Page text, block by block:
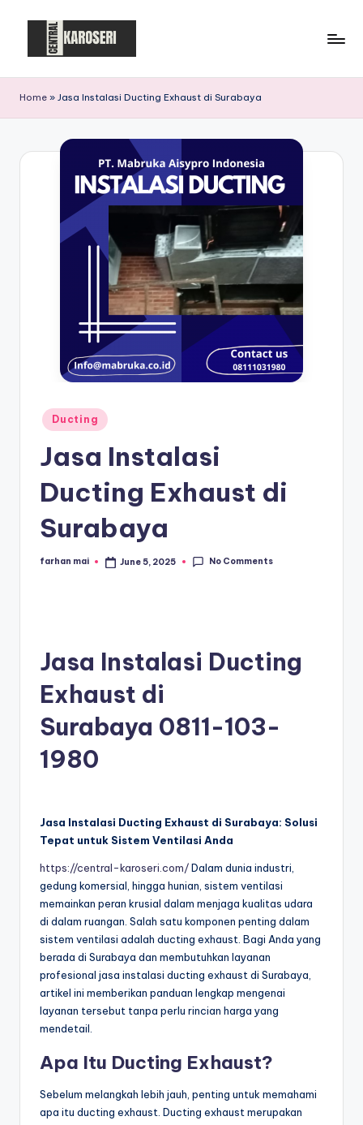
e
n
t
Home » Jasa Instalasi Ducting Exhaust di Surabaya
Posted
in
Ducting
Jasa Instalasi
Ducting Exhaust di
Surabaya
Posted
farhan mai June 5, 2025 No Comments
Jasa Instalasi Ducting
Exhaust di
Surabaya 0811-103-
1980
Jasa Instalasi Ducting Exhaust di Surabaya: Solusi
Tepat untuk Sistem Ventilasi Anda
https://central-karoseri.com/Dalam dunia industri,
gedung komersial, hingga hunian, sistem ventilasi
memainkan peran krusial dalam menjaga kualitas udara
di dalam ruangan. Salah satu komponen penting dalam
sistem ventilasi adalah ducting exhaust. Bagi Anda yang
berada di Surabaya dan membutuhkan layanan
profesional jasa instalasi ducting exhaust di Surabaya,
artikel ini memberikan panduan lengkap mengenai
layanan tersebut tanpa perlu rincian harga yang
mendetail.
Apa Itu Ducting Exhaust?
Sebelum melangkah lebih jauh, penting untuk memahami
apa itu ducting exhaust. Ducting exhaust merupakan